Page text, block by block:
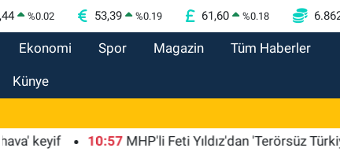
%0.02 53,39 %0.19 61,60 %0.18
Ekonomi Spor Magazin Tüm Haberler
Künye
10:57 MHP'li Feti Yıldız'dan 'Terörsüz Türkiye'